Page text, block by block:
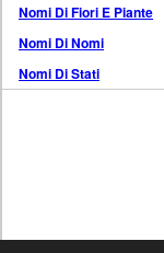
Nomi Di Fiori E Piante
Nomi Di Nomi
Nomi Di Stati